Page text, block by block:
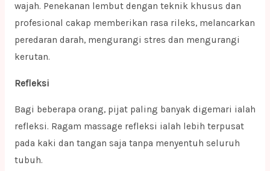
wajah. Penekanan lembut dengan teknik khusus dan
profesional cakap memberikan rasa rileks, melancarkan
peredaran darah, mengurangi stres dan mengurangi
kerutan.
Refleksi
Bagi beberapa orang, pijat paling banyak digemari ialah
refleksi. Ragam massage refleksi ialah lebih terpusat
pada kaki dan tangan saja tanpa menyentuh seluruh
tubuh.